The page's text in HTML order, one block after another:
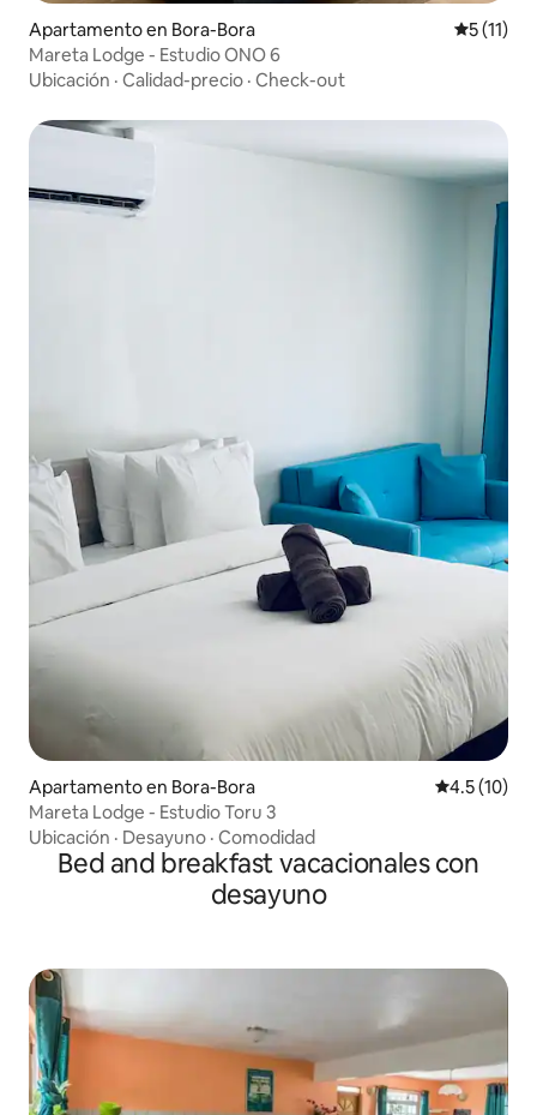
Apartamento en Bora-Bora
5 (11)
Mareta Lodge - Estudio ONO 6
Ubicación · Calidad-precio · Check-out
Apartamento en Bora-Bora Calificación
4.5 (10)
Mareta Lodge - Estudio Toru 3
Ubicación · Desayuno · Comodidad
Bed and breakfast vacacionales con
desayuno